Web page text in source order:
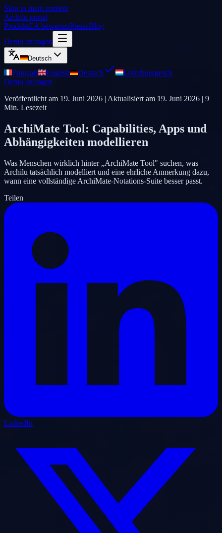
Skip to main content
Archilu portal
ProduktEA bewertenPreiseBlog
Demo anfragen
Deutsch
Français English Deutsch
Lëtzebuergesch
Demo anfragen
Veröffentlicht am 19. Juni 2026 | Aktualisiert am 19. Juni 2026 | 9
Min. Lesezeit
ArchiMate Tool: Capabilities, Apps und
Abhängigkeiten modellieren
Was Menschen wirklich hinter „ArchiMate Tool" suchen, was
Archilu tatsächlich modelliert und eine ehrliche Anmerkung dazu,
wann eine vollständige ArchiMate-Notations-Suite besser passt.
Teilen
LinkedIn